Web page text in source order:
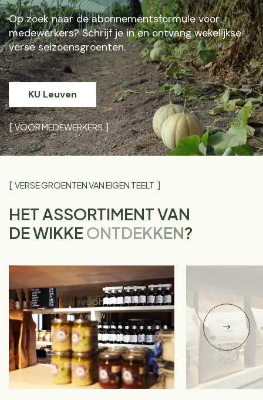
Op zoek naar de abonnementsformule voor
medewerkers? Schrijf je in en ontvang wekelijkse
verse seizoensgroenten.
KU Leuven
VOOR MEDEWERKERS
VERSE GROENTEN VAN EIGEN TEELT
HET ASSORTIMENT VAN
DE WIKKEONTDEKKEN?